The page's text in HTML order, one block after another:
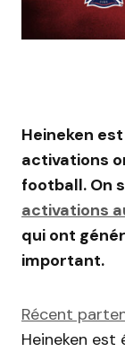
Heineken
activations
football. On
activations
qui ont
important.
Récent
Heineken est